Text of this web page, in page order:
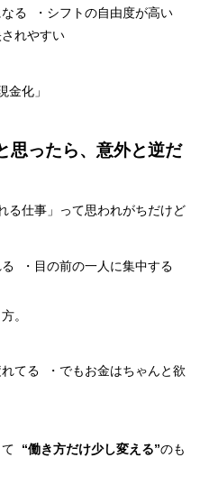
なる ・シフトの自由度が高い
れやすい
金化」
思ったら、意外と逆だ
る仕事」って思われがちだけど
る ・目の前の一人に集中する
。
てる ・でもお金はちゃんと欲
て “働き方だけ少し変える”のも